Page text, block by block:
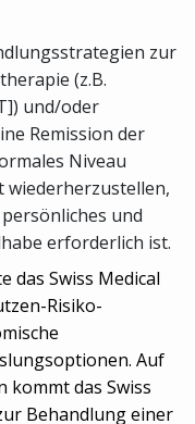
zur
(z.B.
und/oder
Remission der
Niveau
wiederherzustellen,
und
erforderlich ist.
das Swiss Medical
Risiko-
Auf
kommt das Swiss
Behandlung einer